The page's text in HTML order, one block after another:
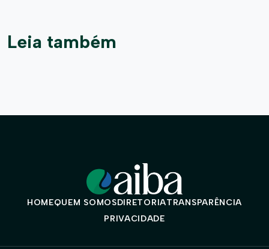
Leia também
HOMEQUEM SOMOSDIRETORIATRANSPARÊNCIA
PRIVACIDADE